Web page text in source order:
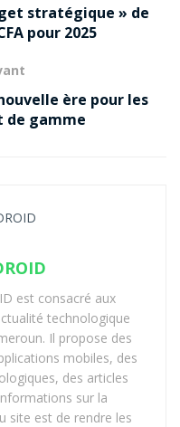
stratégique » de
pour 2025
ère pour les
de gamme
est consacré aux
technologique
Il propose des
mobiles, des
des articles
sur la
site est de rendre les